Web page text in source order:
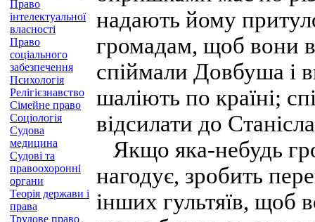
Право
інтелектуальної
власності
Право
соціального
забезпечення
Психологія
Релігієзнавство
Сімейне право
Соціологія
Судова
медицина
Судові та
правоохоронні
органи
Теорія держави і
права
Трудове право
надають йому
громадам, щоб вони
спіймали Довбуша і
шаліють по країні;
відсилати до
Якщо яка-небудь
нагодує, зробить
інших гультяїв, щоб